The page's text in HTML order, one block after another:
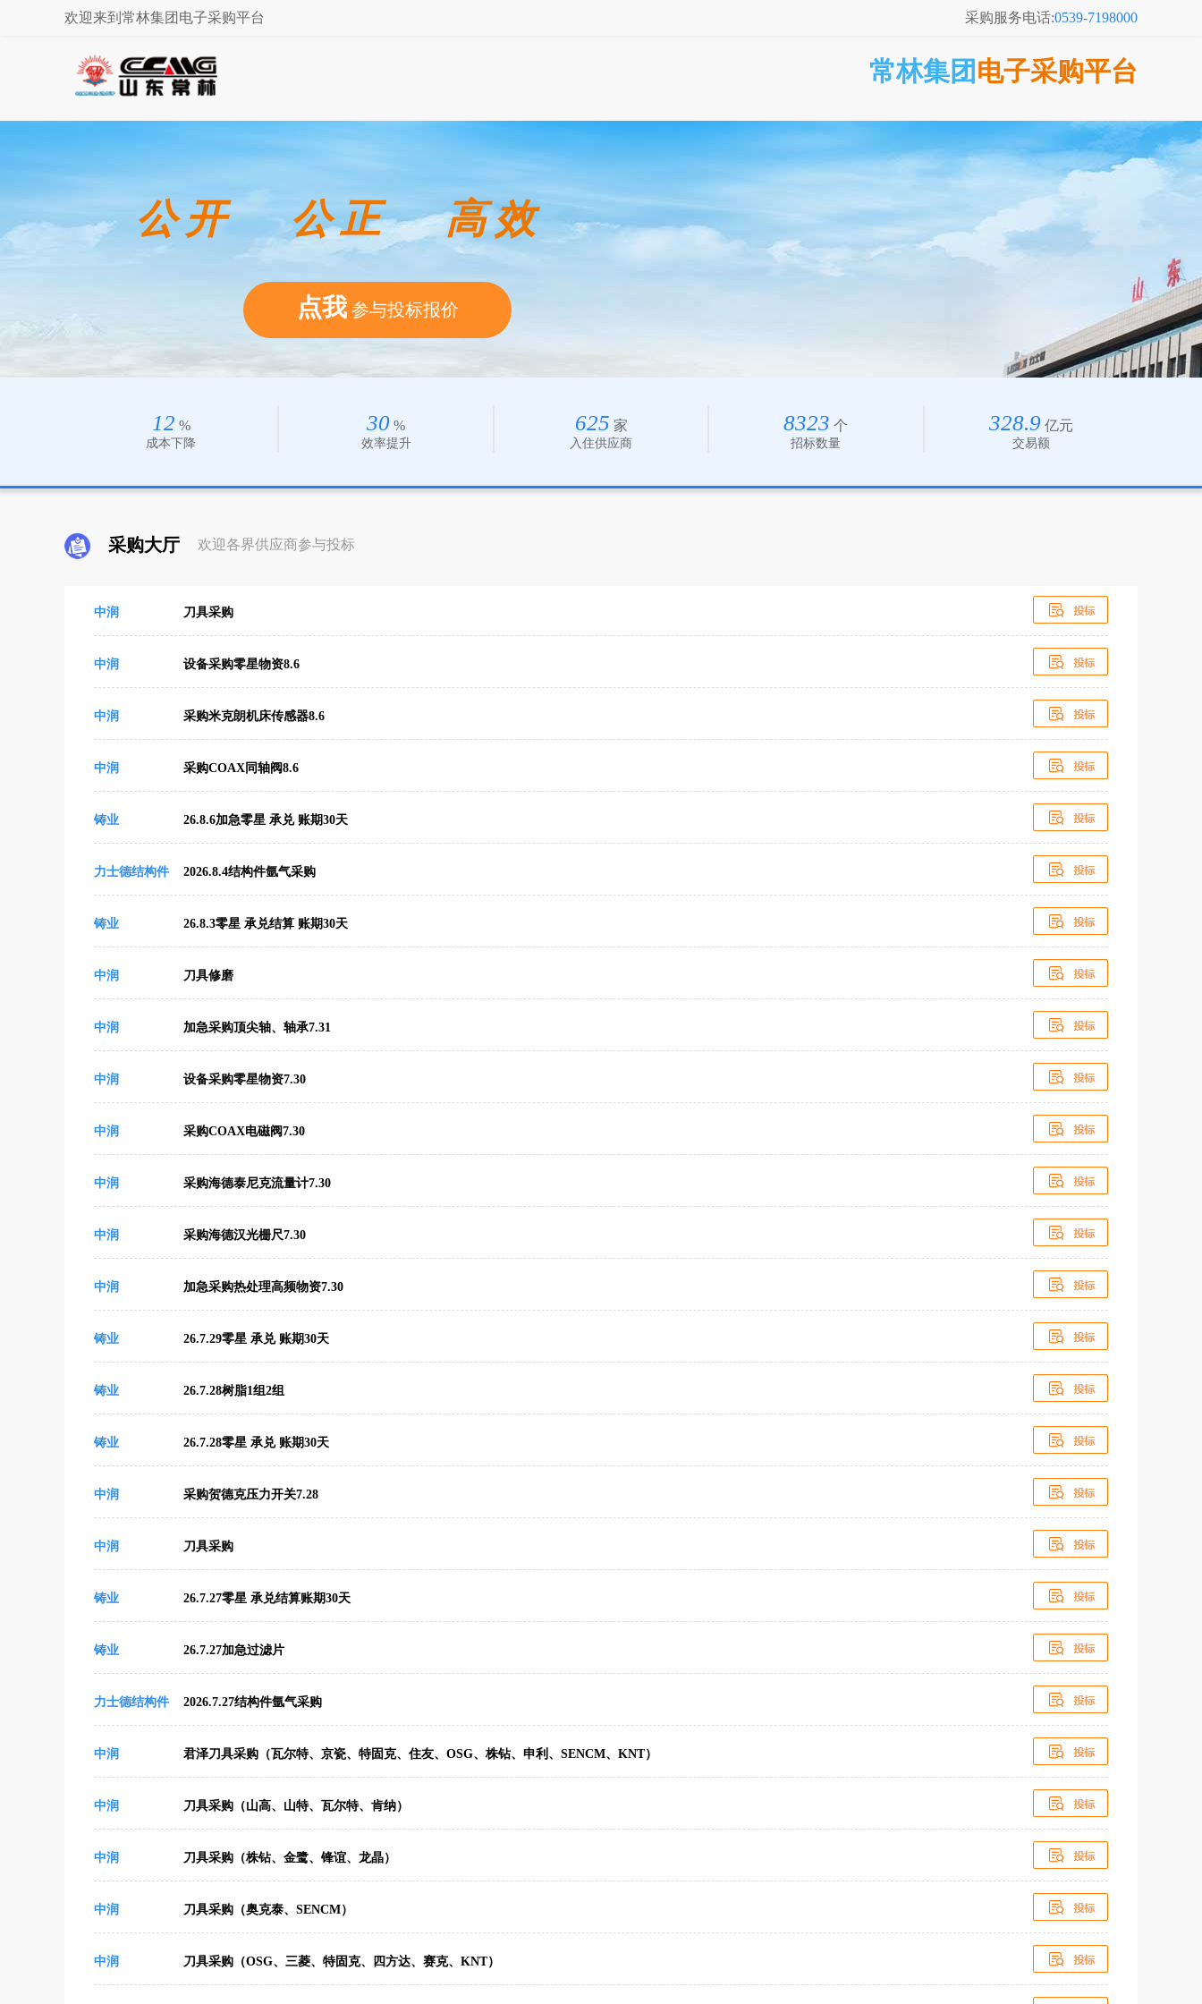
欢迎来到常林集团电子采购平台 采购服务电话:0539-7198000
常林集团 电子采购平台
公开 公正 高效
点我参与投标报价
12 %
成本下降
30 %
效率提升
625 家
入住供应商
8323 个
招标数量
328.9 亿元
交易额
采购大厅 欢迎各界供应商参与投标
中润 刀具采购
中润 设备采购零星物资8.6
中润 采购米克朗机床传感器8.6
中润 采购COAX同轴阀8.6
铸业 26.8.6加急零星 承兑 账期30天
力士德结构件 2026.8.4结构件氩气采购
铸业 26.8.3零星 承兑结算 账期30天
中润 刀具修磨
中润 加急采购顶尖轴、轴承7.31
中润 设备采购零星物资7.30
中润 采购COAX电磁阀7.30
中润 采购海德泰尼克流量计7.30
中润 采购海德汉光栅尺7.30
中润 加急采购热处理高频物资7.30
铸业 26.7.29零星 承兑 账期30天
铸业 26.7.28树脂1组2组
铸业 26.7.28零星 承兑 账期30天
中润 采购贺德克压力开关7.28
中润 刀具采购
铸业 26.7.27零星 承兑结算账期30天
铸业 26.7.27加急过滤片
力士德结构件 2026.7.27结构件氩气采购
中润 君泽刀具采购（瓦尔特、京瓷、特固克、住友、OSG、株钻、申利、SENCM、KNT）
中润 刀具采购（山高、山特、瓦尔特、肯纳）
中润 刀具采购（株钻、金鹭、锋谊、龙晶）
中润 刀具采购（奥克泰、SENCM）
中润 刀具采购（OSG、三菱、特固克、四方达、赛克、KNT）